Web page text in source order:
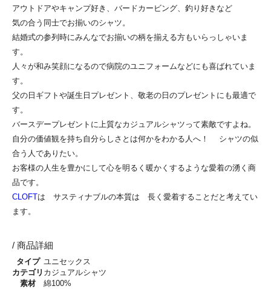
アウトドアやキャンプ好き、バードカービング、釣り好きなど
気の合う同士でお揃いのシャツ。
結婚式の参列時にみんなでお揃いの柄を揃える方もいらっしゃいま
す。
人々が和み笑顔になるので病院のユニフォームなどにも喜ばれていま
す。
父の日ギフトや誕生日プレゼント、敬老の日のプレゼントにも最適で
す。
バースデープレゼントに上質なカジュアルシャツって素敵ですよね。
自分の価値観を持ち自分らしさとは何かをわかる人へ！ シャツの似
合う人でありたい。
お客様の人生を豊かにして心を明るく暖かくするような愛着の湧く商
品です。
CLOFTは サスティナブルの本質は 長く愛着することだと考えてい
ます。
/ 商品詳細
タイプ ユニセックス
カテゴリ カジュアルシャツ
素材
綿100%